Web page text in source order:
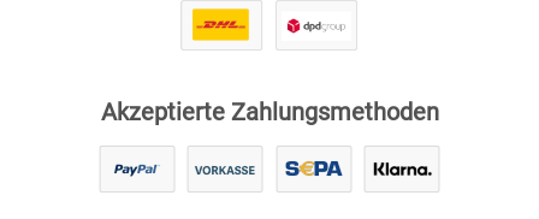
Akzeptierte Zahlungsmethoden